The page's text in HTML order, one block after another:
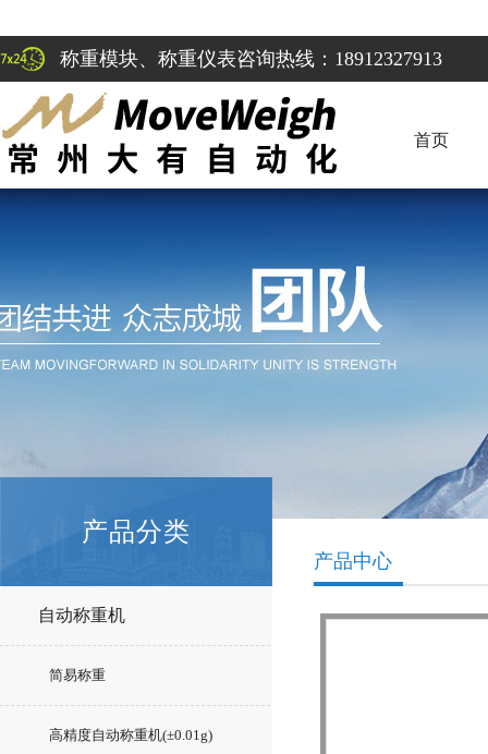
称重模块、称重仪表咨询热线：18912327913
首页
产品分类
自动称重机
简易称重
高精度自动称重机(±0.01g)
产品中心